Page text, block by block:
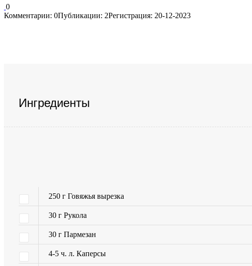
0
Комментарии: 0Публикации: 2Регистрация: 20-12-2023
Ингредиенты
250 г Говяжья вырезка
30 г Рукола
30 г Пармезан
4-5 ч. л. Каперсы